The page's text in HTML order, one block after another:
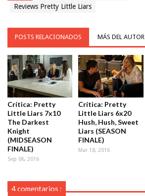
Reviews Pretty Little Liars
POSTS RELACIONADOS MÁS DEL AUTOR
Crítica: Pretty
Little Liars 7x10
The Darkest
Knight
(MIDSEASON
FINALE)
Sep 06, 2016
Crítica: Pretty
Little Liars 6x20
Hush, Hush, Sweet
Liars (SEASON
FINALE)
Mar 18, 2016
4 comentarios :